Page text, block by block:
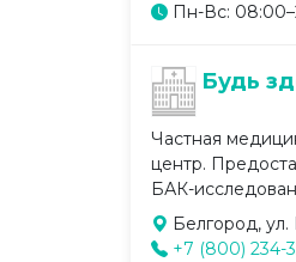
Пн-Вс:
Будь
Частная
центр.
БАК-
Белгород,
+7 (800) 234-